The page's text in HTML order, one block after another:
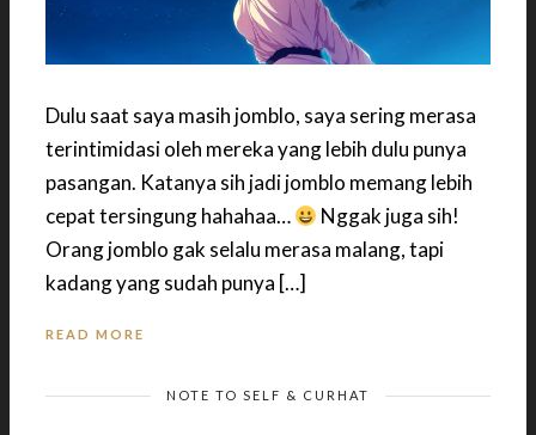
Dulu saat saya masih jomblo, saya sering merasa
terintimidasi oleh mereka yang lebih dulu punya
pasangan. Katanya sih jadi jomblo memang lebih
cepat tersingung hahahaa…
Nggak juga sih!
Orang jomblo gak selalu merasa malang, tapi
kadang yang sudah punya […]
READ MORE
NOTE TO SELF & CURHAT